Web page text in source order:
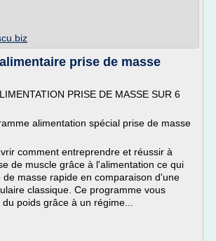
prise de masse
PRISE DE MASSE SUR 6
alimentation spécial prise de masse
comment entreprendre et réussir à
de muscle grâce à l'alimentation ce qui
masse rapide en comparaison d'une
classique. Ce programme vous
poids grâce à un régime...